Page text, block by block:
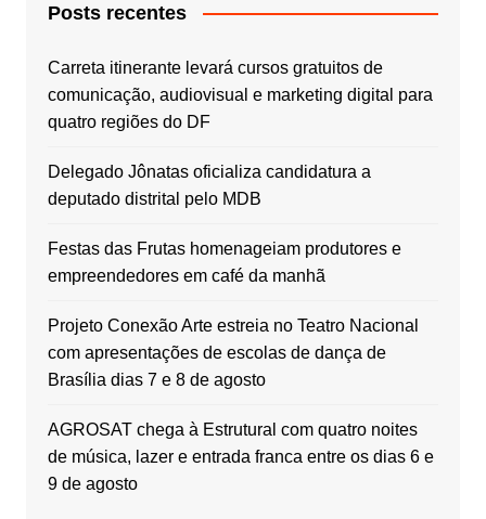
Posts recentes
Carreta itinerante levará cursos gratuitos de
comunicação, audiovisual e marketing digital para
quatro regiões do DF
Delegado Jônatas oficializa candidatura a
deputado distrital pelo MDB
Festas das Frutas homenageiam produtores e
empreendedores em café da manhã
Projeto Conexão Arte estreia no Teatro Nacional
com apresentações de escolas de dança de
Brasília dias 7 e 8 de agosto
AGROSAT chega à Estrutural com quatro noites
de música, lazer e entrada franca entre os dias 6 e
9 de agosto